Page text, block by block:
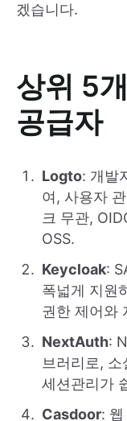
겠습니다.
상위 5
공급자
Logto: 개발
여, 사용자
크 무관,
OSS.
Keycloak:
폭넓게 지원
권한 제어와
NextAuth:
브러리로,
세션관리가
Casdoor: